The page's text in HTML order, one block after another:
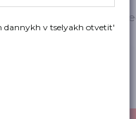
dannykh v tselyakh otvetit'
выбрать,